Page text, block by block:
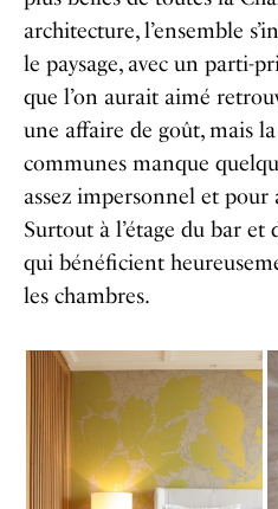
architecture, l’ensemble
le paysage, avec un parti-
que l’on aurait aimé
une affaire de goût, mais
communes manque
assez impersonnel et
Surtout à l’étage du bar
qui bénéficient
les chambres.